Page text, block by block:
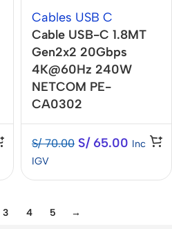
Cables USB C
Cable USB-C 1.8MT
Gen2x2 20Gbps
4K@60Hz 240W
NETCOM PE-
CA0302
S/70.00 S/65.00 Inc
IGV
3 4 5 →